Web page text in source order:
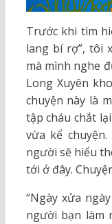
Trước khi tìm
lang bí rợ”, tôi
mà mình nghe
Long Xuyên
chuyện này là
tập cháu chắt
vừa kể
người sẽ hiểu
tới ở đây.
“Ngày xửa
người bạn làm